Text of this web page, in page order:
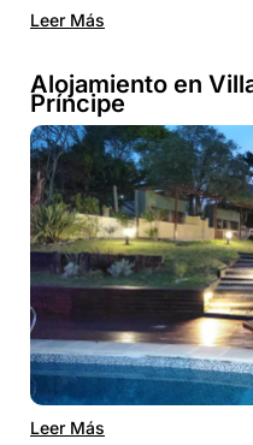
Leer Más
Alojamiento en
Príncipe
Leer Más